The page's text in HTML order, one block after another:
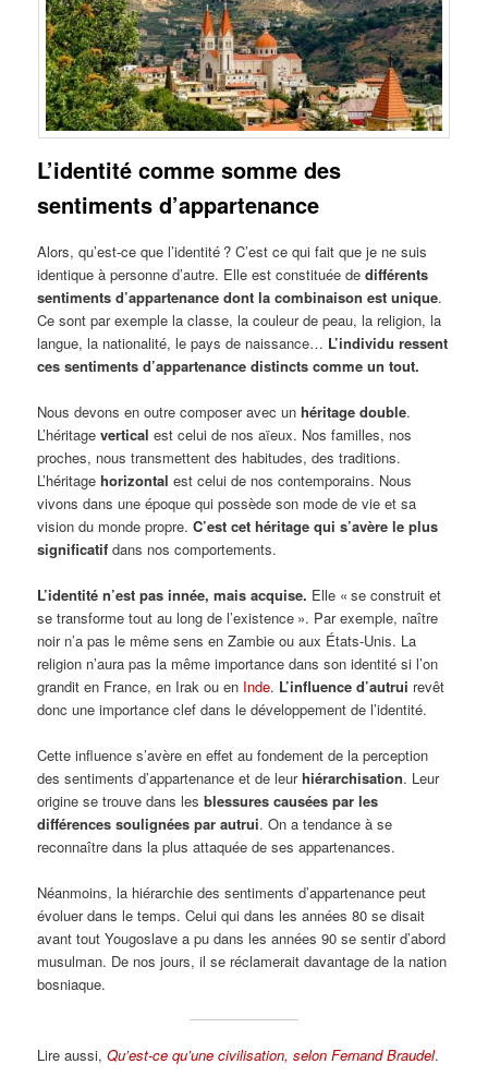
L’identité comme somme des
sentiments d’appartenance
Alors, qu’est-ce que l’identité ? C’est ce qui fait que je ne suis
identique à personne d’autre. Elle est constituée dedifférents
sentiments d’appartenance dont la combinaison est unique.
Ce sont par exemple la classe, la couleur de peau, la religion, la
langue, la nationalité, le pays de naissance… L’individu ressent
ces sentiments d’appartenance distincts comme un tout.
Nous devons en outre composer avec unhéritage double.
L’héritagevertical est celui de nos aïeux. Nos familles, nos
proches, nous transmettent des habitudes, des traditions.
L’héritagehorizontal est celui de nos contemporains. Nous
vivons dans une époque qui possède son mode de vie et sa
vision du monde propre.C’est cet héritage qui s’avère le plus
significatifdans nos comportements.
L’identité n’est pas innée, mais acquise. Elle « se construit et
se transforme tout au long de l’existence ». Par exemple, naître
noir n’a pas le même sens en Zambie ou aux États-Unis. La
religion n’aura pas la même importance dans son identité si l’on
grandit en France, en Irak ou en Inde. L’influence d’autrui revêt
donc une importance clef dans le développement de l’identité.
Cette influence s’avère en effet au fondement de la perception
des sentiments d’appartenance et de leurhiérarchisation. Leur
origine se trouve dans lesblessures causées par les
différences soulignées par autrui. On a tendance à se
reconnaître dans la plus attaquée de ses appartenances.
Néanmoins, la hiérarchie des sentiments d’appartenance peut
évoluer dans le temps. Celui qui dans les années 80 se disait
avant tout Yougoslave a pu dans les années 90 se sentir d’abord
musulman. De nos jours, il se réclamerait davantage de la nation
bosniaque.
Lire aussi,Qu’est-ce qu’une civilisation, selon Fernand Braudel.